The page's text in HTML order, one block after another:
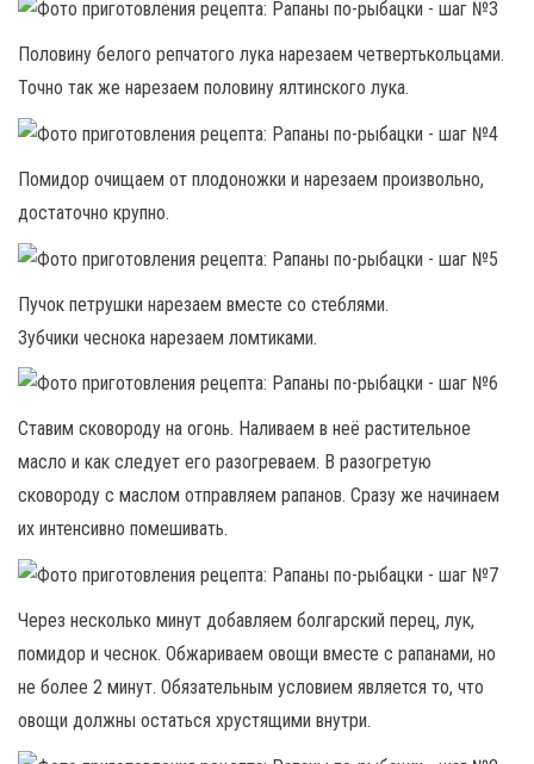
Половину белого репчатого лука нарезаем четвертькольцами.
Точно так же нарезаем половину ялтинского лука.
Помидор очищаем от плодоножки и нарезаем произвольно,
достаточно крупно.
Пучок петрушки нарезаем вместе со стеблями.
Зубчики чеснока нарезаем ломтиками.
Ставим сковороду на огонь. Наливаем в неё растительное
масло и как следует его разогреваем. В разогретую
сковороду с маслом отправляем рапанов. Сразу же начинаем
их интенсивно помешивать.
Через несколько минут добавляем болгарский перец, лук,
помидор и чеснок. Обжариваем овощи вместе с рапанами, но
не более 2 минут. Обязательным условием является то, что
овощи должны остаться хрустящими внутри.